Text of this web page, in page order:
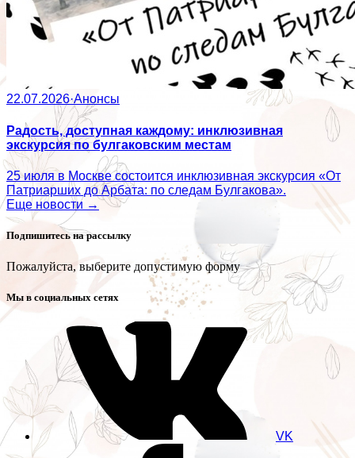
22.07.2026·Анонсы
Радость, доступная каждому: инклюзивная
экскурсия по булгаковским местам
25 июля в Москве состоится инклюзивная экскурсия «От
Патриарших до Арбата: по следам Булгакова».
Еще новости →
Подпишитесь на рассылку
Пожалуйста, выберите допустимую форму
Мы в социальных сетях
VK